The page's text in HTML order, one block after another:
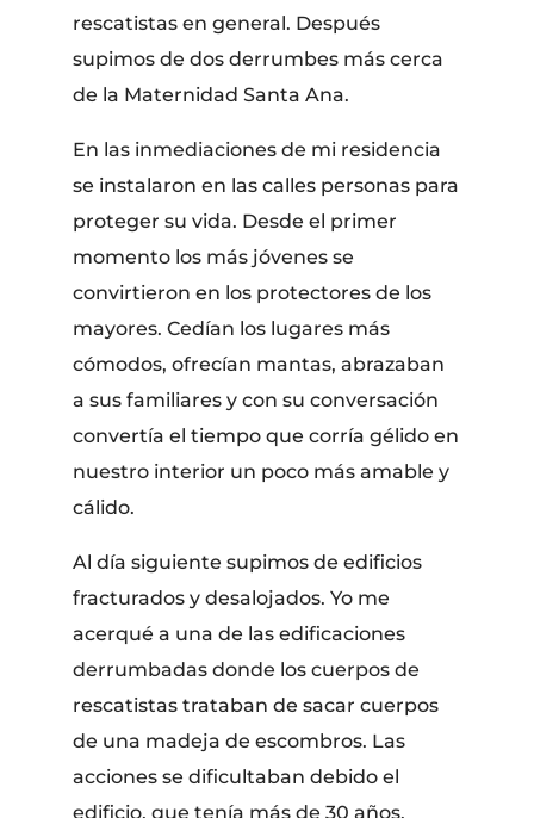
rescatistas en general. Después
supimos de dos derrumbes más cerca
de la Maternidad Santa Ana.
​En las inmediaciones de mi residencia
se instalaron en las calles personas para
proteger su vida. Desde el primer
momento los más jóvenes se
convirtieron en los protectores de los
mayores. Cedían los lugares más
cómodos, ofrecían mantas, abrazaban
a sus familiares y con su conversación
convertía el tiempo que corría gélido en
nuestro interior un poco más amable y
cálido.
​Al día siguiente supimos de edificios
fracturados y desalojados. Yo me
acerqué a una de las edificaciones
derrumbadas donde los cuerpos de
rescatistas trataban de sacar cuerpos
de una madeja de escombros. Las
acciones se dificultaban debido el
edificio, que tenía más de 30 años,